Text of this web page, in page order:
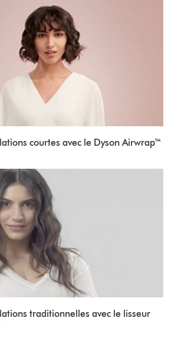
courtes avec le Dyson Airwrap™
traditionnelles avec le lisseur